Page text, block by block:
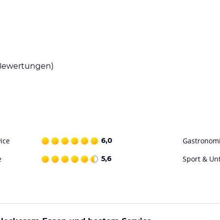
für sportliche Aktivitäten,
über 30 km Radwege sowie zahlreiche
im neuen Wellnessbereich mit
Saftbar, Ruheräumen auf dem
mit Sonnenliegen.
6,0
5,6 Sport &